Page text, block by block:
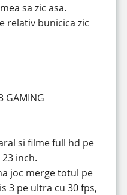
sa zic asa.
relativ bunicica zic
GAMING
si filme full hd pe
inch.
joc merge totul pe
3 pe ultra cu 30 fps,